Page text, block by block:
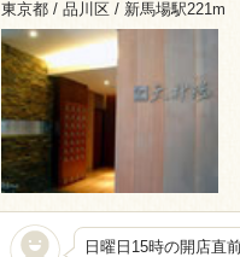
東京都 / 品川区 / 新馬場駅221m
日曜日15時の開店直